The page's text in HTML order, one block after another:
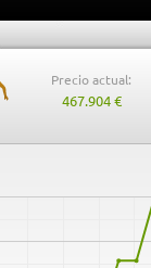
Precio actual:
467.904 €